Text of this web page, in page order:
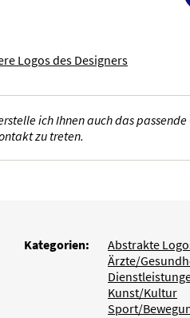
Logos des Designers
ich Ihnen auch das
zu treten.
Kategorien:
Abstrakte
Ärzte/
Kunst/Kultur
Sport/